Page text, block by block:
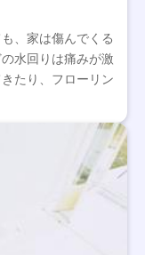
、家は傷んでくる
水回りは痛みが激
たり、フローリン